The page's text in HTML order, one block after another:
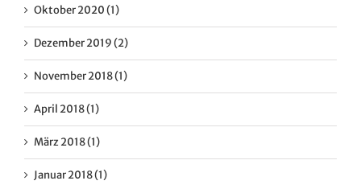
Oktober 2020 (1)
Dezember 2019 (2)
November 2018 (1)
April 2018 (1)
März 2018 (1)
Januar 2018 (1)